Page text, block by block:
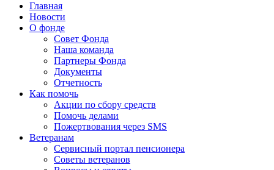
Главная
Новости
О фонде
Совет Фонда
Наша команда
Партнеры Фонда
Документы
Отчетность
Как помочь
Акции по сбору средств
Помочь делами
Пожертвования через SMS
Ветеранам
Сервисный портал пенсионера
Советы ветеранов